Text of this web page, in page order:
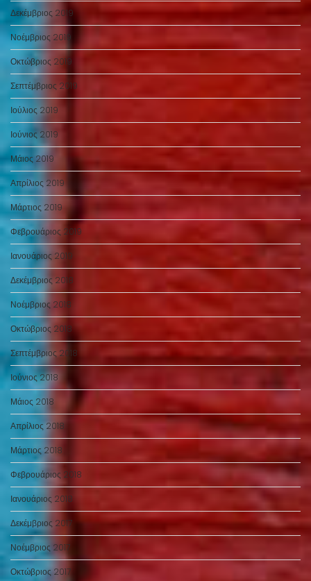
Δεκέμβριος 2019
Νοέμβριος 2019
Οκτώβριος 2019
Σεπτέμβριος 2019
Ιούλιος 2019
Ιούνιος 2019
Μάιος 2019
Απρίλιος 2019
Μάρτιος 2019
Φεβρουάριος 2019
Ιανουάριος 2019
Δεκέμβριος 2018
Νοέμβριος 2018
Οκτώβριος 2018
Σεπτέμβριος 2018
Ιούνιος 2018
Μάιος 2018
Απρίλιος 2018
Μάρτιος 2018
Φεβρουάριος 2018
Ιανουάριος 2018
Δεκέμβριος 2017
Νοέμβριος 2017
Οκτώβριος 2017